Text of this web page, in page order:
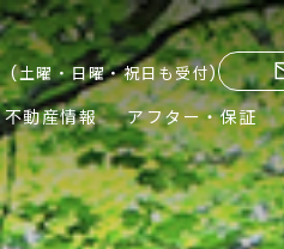
(土曜・日曜・祝日も受付)
不動産情報 アフター・保証